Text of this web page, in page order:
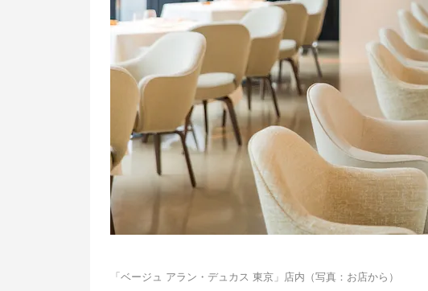
「ベージュ アラン・デュカス 東京」店内（写真：お店から）